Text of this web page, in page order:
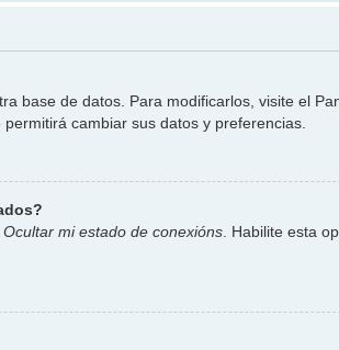
base de datos. Para modificarlos, visite el
cambiar sus datos y preferencias.
Ocultar mi estado de conexións. Habilite esta